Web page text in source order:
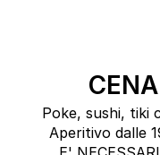
Poke, sushi, tiki
Aperitivo dalle